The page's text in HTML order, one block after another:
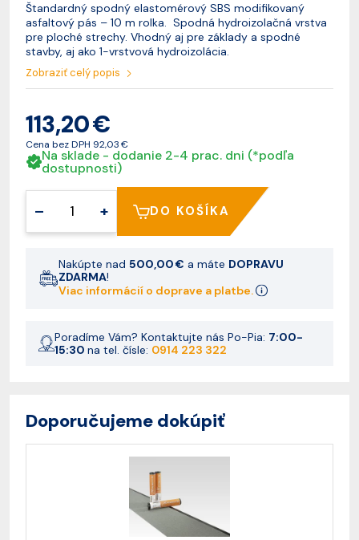
Štandardný spodný elastomérový SBS modifikovaný
asfaltový pás – 10 m rolka. Spodná hydroizolačná vrstva
pre ploché strechy. Vhodný aj pre základy a spodné
stavby, aj ako 1-vrstvová hydroizolácia.
Zobraziť celý popis
113,20 €
Cena bez DPH 92,03 €
Na sklade - dodanie 2-4 prac. dni (*podľa
dostupnosti)
– + DO KOŠÍKA
Nakúpte nad 500,00 € a máte DOPRAVU
ZDARMA!
Viac informácií o doprave a platbe.
Poradíme Vám? Kontaktujte nás Po-Pia: 7:00-
15:30 na tel. čísle: 0914 223 322
Doporučujeme dokúpiť